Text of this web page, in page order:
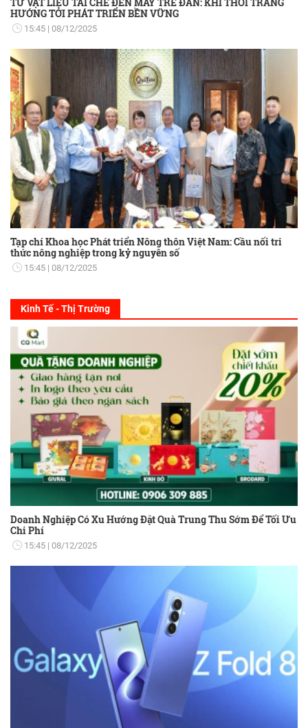
HƯỚNG TỚI PHÁT TRIỂN BỀN VỮNG
15:45 08/12/2025
Tạp chí Khoa học Phát triển Nông thôn Việt Nam: Cầu nối tri
thức nông nghiệp trong kỷ nguyên số
15:45 08/12/2025
Kinh Tế - Thị Trường
Doanh Nghiệp Có Xu Hướng Đặt Quà Trung Thu Sớm Để Tối Ưu
Chi Phí
15:45 08/12/2025